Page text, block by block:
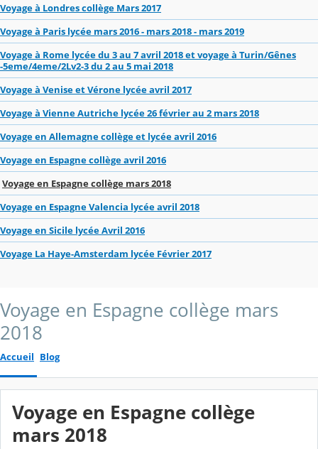
Voyage à Londres collège Mars 2017
Voyage à Paris lycée mars 2016 - mars 2018 - mars 2019
Voyage à Rome lycée du 3 au 7 avril 2018 et voyage à Turin/Gênes
-5eme/4eme/2Lv2-3 du 2 au 5 mai 2018
Voyage à Venise et Vérone lycée avril 2017
Voyage à Vienne Autriche lycée 26 février au 2 mars 2018
Voyage en Allemagne collège et lycée avril 2016
Voyage en Espagne collège avril 2016
Voyage en Espagne collège mars 2018
Voyage en Espagne Valencia lycée avril 2018
Voyage en Sicile lycée Avril 2016
Voyage La Haye-Amsterdam lycée Février 2017
Voyage en Espagne collège mars
2018
Accueil Blog
Voyage en Espagne collège
mars 2018